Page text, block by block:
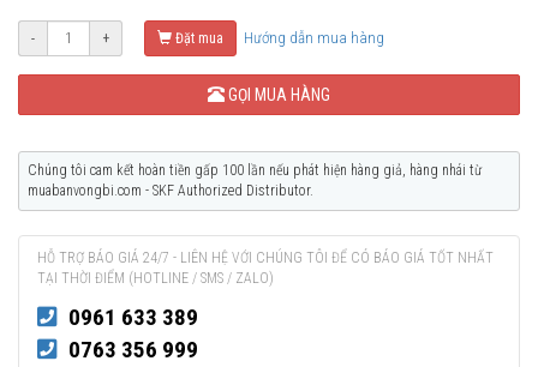
- + Đặt mua Hướng dẫn mua hàng
GỌI MUA HÀNG
Chúng tôi cam kết hoàn tiền gấp 100 lần nếu phát hiện hàng giả, hàng nhái từ
muabanvongbi.com - SKF Authorized Distributor.
HỖ TRỢ BÁO GIÁ 24/7 - LIÊN HỆ VỚI CHÚNG TÔI ĐỂ CÓ BÁO GIÁ TỐT NHẤT
TẠI THỜI ĐIỂM (HOTLINE / SMS / ZALO)
0961 633 389
0763 356 999